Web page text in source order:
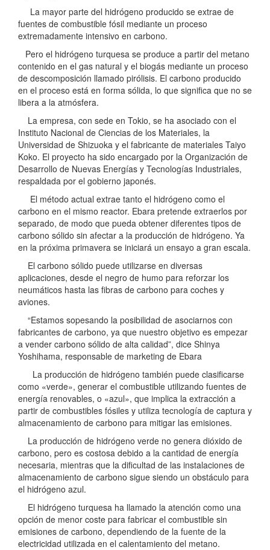
La mayor parte del hidrógeno producido se extrae de
fuentes de combustible fósil mediante un proceso
extremadamente intensivo en carbono.
Pero el hidrógeno turquesa se produce a partir del metano
contenido en el gas natural y el biogás mediante un proceso
de descomposición llamado pirólisis. El carbono producido
en el proceso está en forma sólida, lo que significa que no se
libera a la atmósfera.
La empresa, con sede en Tokio, se ha asociado con el
Instituto Nacional de Ciencias de los Materiales, la
Universidad de Shizuoka y el fabricante de materiales Taiyo
Koko. El proyecto ha sido encargado por la Organización de
Desarrollo de Nuevas Energías y Tecnologías Industriales,
respaldada por el gobierno japonés.
El método actual extrae tanto el hidrógeno como el
carbono en el mismo reactor. Ebara pretende extraerlos por
separado, de modo que pueda obtener diferentes tipos de
carbono sólido sin afectar a la producción de hidrógeno. Ya
en la próxima primavera se iniciará un ensayo a gran escala.
El carbono sólido puede utilizarse en diversas
aplicaciones, desde el negro de humo para reforzar los
neumáticos hasta las fibras de carbono para coches y
aviones.
“Estamos sopesando la posibilidad de asociarnos con
fabricantes de carbono, ya que nuestro objetivo es empezar
a vender carbono sólido de alta calidad”, dice Shinya
Yoshihama, responsable de marketing de Ebara
La producción de hidrógeno también puede clasificarse
como «verde», generar el combustible utilizando fuentes de
energía renovables, o «azul», que implica la extracción a
partir de combustibles fósiles y utiliza tecnología de captura y
almacenamiento de carbono para mitigar las emisiones.
La producción de hidrógeno verde no genera dióxido de
carbono, pero es costosa debido a la cantidad de energía
necesaria, mientras que la dificultad de las instalaciones de
almacenamiento de carbono sigue siendo un obstáculo para
el hidrógeno azul.
El hidrógeno turquesa ha llamado la atención como una
opción de menor coste para fabricar el combustible sin
emisiones de carbono, dependiendo de la fuente de la
electricidad utilizada en el calentamiento del metano.